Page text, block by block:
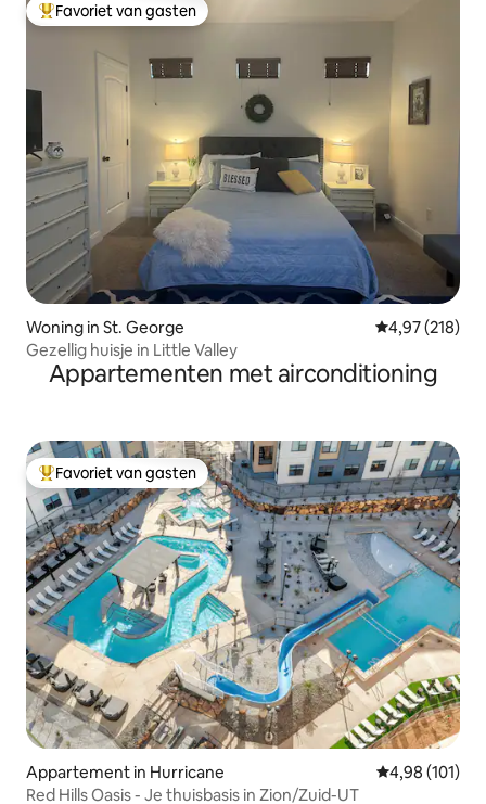
Topfavoriet van gasten
Favoriet van gasten
Woning in St. George Gemiddelde
4,97 (218)
Gezellig huisje in Little Valley
Appartementen met airconditioning
Topfavoriet van gasten
Favoriet van gasten
Appartement in Hurricane Gemiddelde
4,98 (101)
Red Hills Oasis - Je thuisbasis in Zion/Zuid-UT